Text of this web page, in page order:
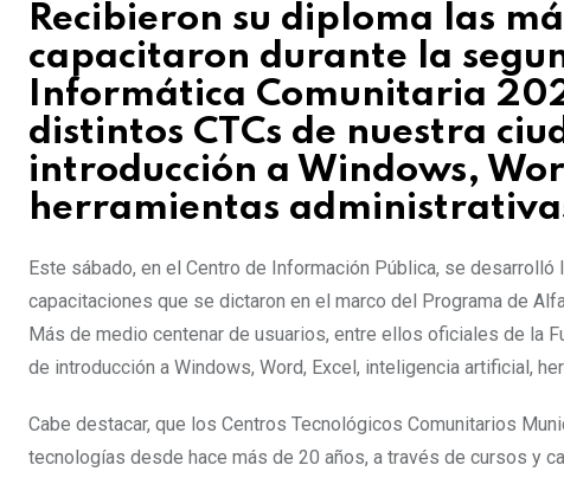
Recibieron su diploma las
capacitaron durante la
Informática Comunitaria
distintos CTCs de nuestra
introducción a Windows,
herramientas
Este sábado, en el Centro de Información Pública, se
capacitaciones que se dictaron en el marco del Programa de
Más de medio centenar de usuarios, entre ellos oficiales de la
de introducción a Windows, Word, Excel, inteligencia artificial,
Cabe destacar, que los Centros Tecnológicos Comunitarios
tecnologías desde hace más de 20 años, a través de cursos y